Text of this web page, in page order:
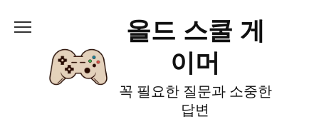
올드 스쿨 게
이머
꼭 필요한 질문과 소중한
답변